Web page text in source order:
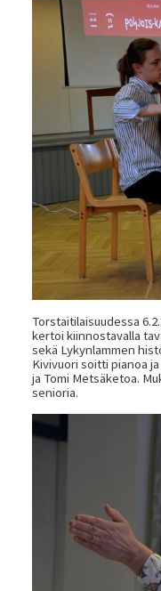
Torstaitilaisuudessa
kertoi kiinnostavalla
sekä Lykynlammen
Kivivuori soitti pianoa
ja Tomi Metsäketoa.
senioria.